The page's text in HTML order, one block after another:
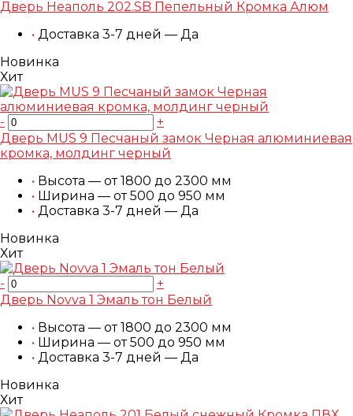
Дверь Неаполь 202.SB Пепельный Кромка Алюм
• Доставка 3-7 дней — Да
Новинка
Хит
-
+
Дверь MUS 9 Песчаный замок Черная алюминиевая
кромка, молдинг черный
• Высота — от 1800 до 2300 мм
• Ширина — от 500 до 950 мм
• Доставка 3-7 дней — Да
Новинка
Хит
-
+
Дверь Novva 1 Эмаль тон Белый
• Высота — от 1800 до 2300 мм
• Ширина — от 500 до 950 мм
• Доставка 3-7 дней — Да
Новинка
Хит